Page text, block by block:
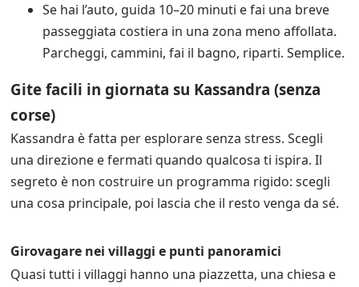
Se hai l’auto, guida 10–20 minuti e fai una breve
passeggiata costiera in una zona meno affollata.
Parcheggi, cammini, fai il bagno, riparti. Semplice.
Gite facili in giornata su Kassandra (senza
corse)
Kassandra è fatta per esplorare senza stress. Scegli
una direzione e fermati quando qualcosa ti ispira. Il
segreto è non costruire un programma rigido: scegli
una cosa principale, poi lascia che il resto venga da sé.
Girovagare nei villaggi e punti panoramici
Quasi tutti i villaggi hanno una piazzetta, una chiesa e